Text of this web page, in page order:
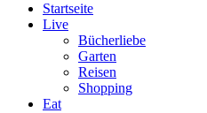
Startseite
Live
Bücherliebe
Garten
Reisen
Shopping
Eat